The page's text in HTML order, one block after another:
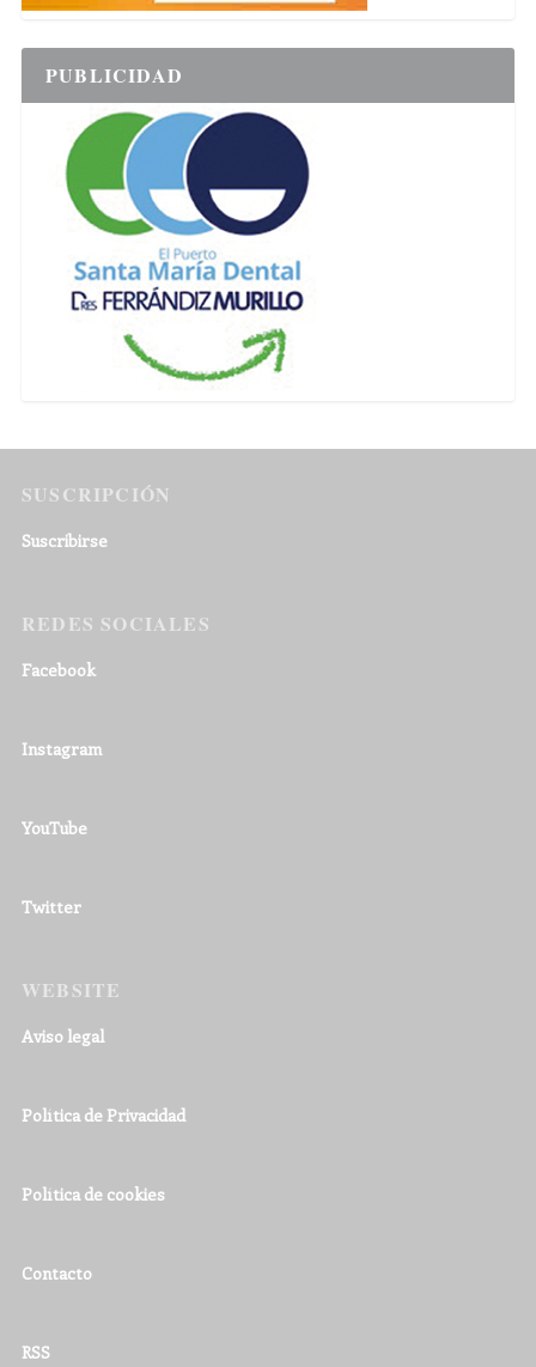
PUBLICIDAD
SUSCRIPCIÓN
Suscribirse
REDES SOCIALES
Facebook
Instagram
YouTube
Twitter
WEBSITE
Aviso legal
Política de Privacidad
Política de cookies
Contacto
RSS